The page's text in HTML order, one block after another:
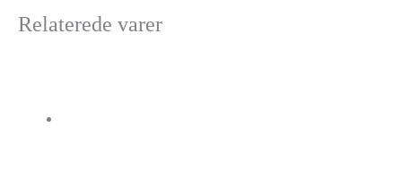
Relaterede varer